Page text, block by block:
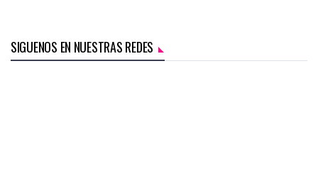
SIGUENOS EN NUESTRAS REDES